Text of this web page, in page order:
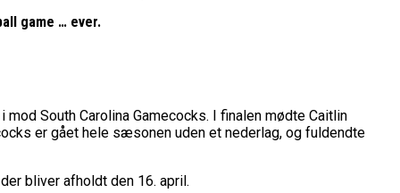
Fremtiden”
Billet
Overtidsdrama
Største Scene
OL Nogensinde”
game … ever.
South Carolina Gamecocks. I finalen mødte Caitlin
er gået hele sæsonen uden et nederlag, og fuldendte
bliver afholdt den 16. april.